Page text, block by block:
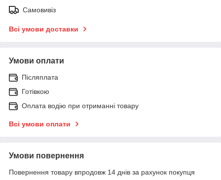
Самовивіз
Всі умови доставки
Умови оплати
Післяплата
Готівкою
Оплата водію при отриманні товару
Всі умови оплати
Умови повернення
Повернення товару впродовж 14 днів за рахунок покупця